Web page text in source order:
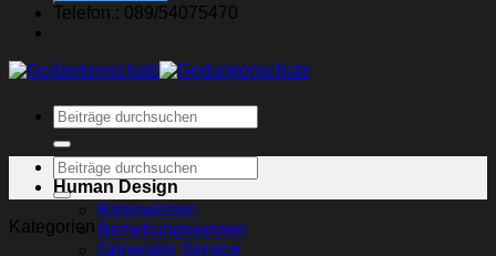
Telefon.: 089/54075470
Human Design
Basiswissen
Beziehungswissen
Generator Service
Kategorien